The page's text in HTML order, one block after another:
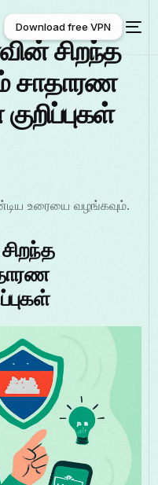
VPN
Download free VPN
சிறந்த
சாதாரண
உரையை வழங்கவும்.